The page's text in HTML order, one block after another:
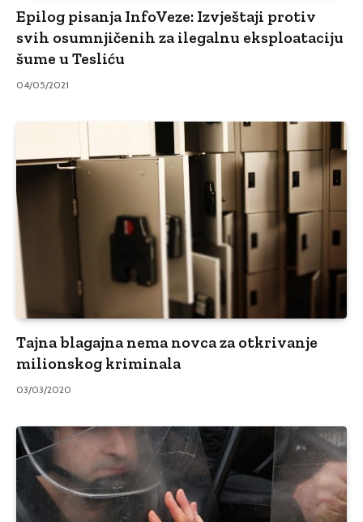
Epilog pisanja InfoVeze: Izvještaji protiv
svih osumnjičenih za ilegalnu eksploataciju
šume u Tesliću
04/05/2021
Tajna blagajna nema novca za otkrivanje
milionskog kriminala
03/03/2020